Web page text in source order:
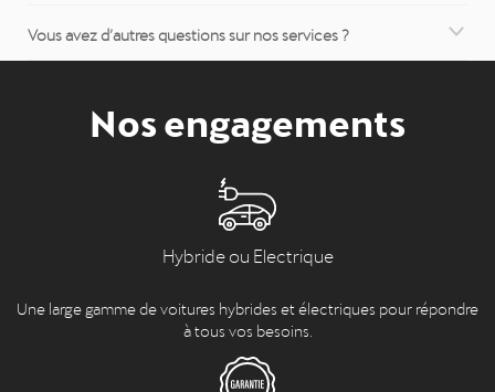
Vous avez d’autres questions sur nos services ?
Nos engagements
Hybride ou Electrique
Une large gamme de voitures hybrides et électriques pour répondre
à tous vos besoins.